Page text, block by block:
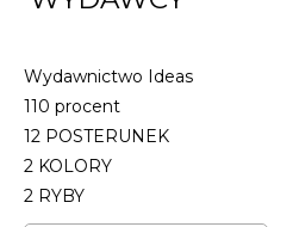
Wydawnictwo Ideas
110 procent
12 POSTERUNEK
2 KOLORY
2 RYBY